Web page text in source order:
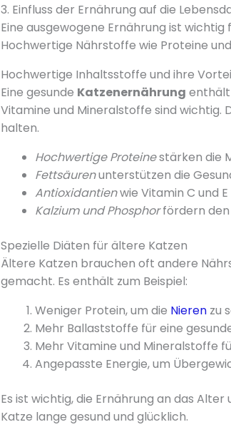
3. Einfluss der Ernährung auf die
Eine ausgewogene Ernährung ist wichtig
Hochwertige Nährstoffe wie Proteine
Hochwertige Inhaltsstoffe und ihre
Eine gesunde Katzenernährung enthält
Vitamine und Mineralstoffe sind wichtig.
halten.
Hochwertige Proteinestärken die
Fettsäurenunterstützen die
Antioxidantienwie Vitamin C und
Kalzium und Phosphorfördern den
Spezielle Diäten für ältere Katzen
Ältere Katzen brauchen oft andere
gemacht. Es enthält zum Beispiel:
Weniger Protein, um die Nierenzu
Mehr Ballaststoffe für eine
Mehr Vitamine und Mineralstoffe
Angepasste Energie, um
Es ist wichtig, die Ernährung an das
Katze lange gesund und glücklich.